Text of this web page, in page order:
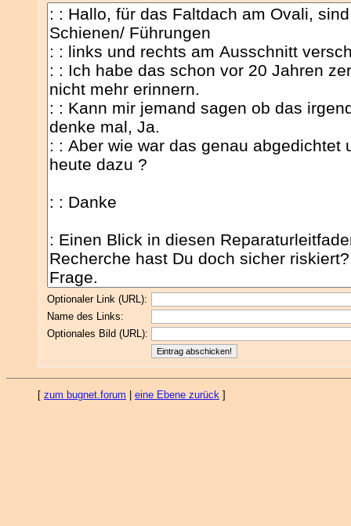
Optionaler Link (URL):
Name des Links:
Optionales Bild (URL):
[ zum bugnet.forum eine Ebene zurück ]